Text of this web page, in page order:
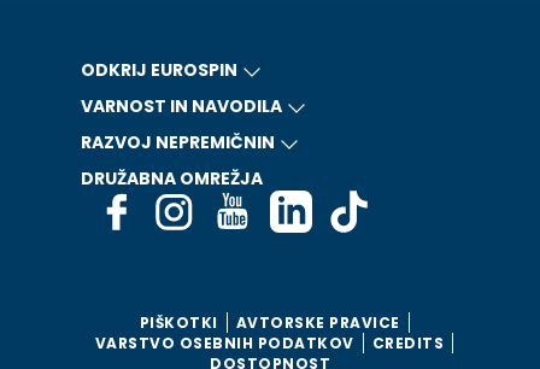
ODKRIJ EUROSPIN
VARNOST IN NAVODILA
RAZVOJ NEPREMIČNIN
DRUŽABNA OMREŽJA
PIŠKOTKI
AVTORSKE PRAVICE
VARSTVO OSEBNIH PODATKOV
CREDITS
DOSTOPNOST